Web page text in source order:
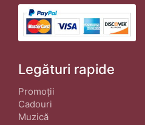
Legături rapide
Promoții
Cadouri
Muzică